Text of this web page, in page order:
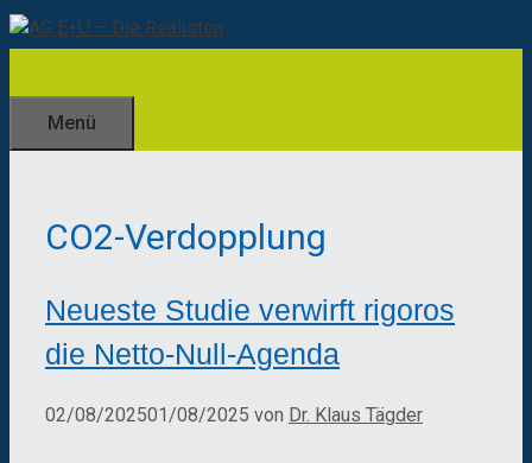
Zum
Inhalt
Menü
CO2-Verdopplung
Neueste Studie verwirft rigoros
die Netto-Null-Agenda
02/08/202501/08/2025 von Dr. Klaus Tägder